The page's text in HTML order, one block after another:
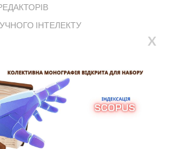
ІНТЕЛЕКТУ
X